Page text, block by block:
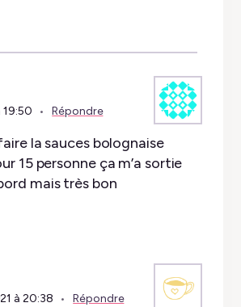
19:50 Répondre
la sauces bolognaise
15 personne ça m’a sortie
mais très bon
à 20:38 Répondre